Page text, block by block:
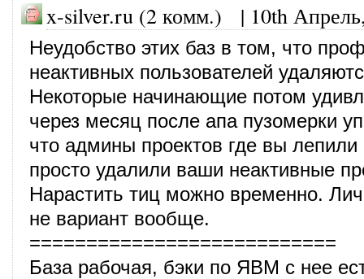
x-silver.ru (2 комм.) | 10th
Неудобство этих баз в том, что
неактивных пользователей
Некоторые начинающие потом
через месяц после апа пузомерки
что админы проектов где вы лепили
просто удалили ваши неактивные
Нарастить тиц можно временно.
не вариант вообще.
===========================
База рабочая, бэки по ЯВМ с нее